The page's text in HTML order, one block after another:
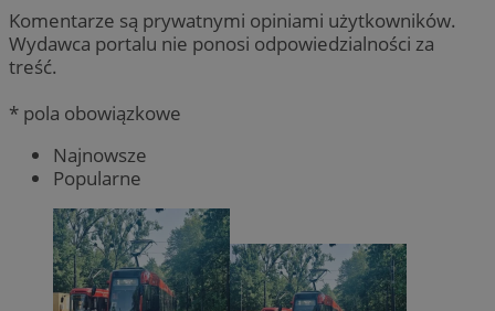
Komentarze są prywatnymi opiniami użytkowników.
Wydawca portalu nie ponosi odpowiedzialności za
treść.
* pola obowiązkowe
Najnowsze
Popularne